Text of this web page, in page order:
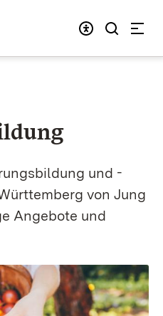
und -
von Jung
Angebote und